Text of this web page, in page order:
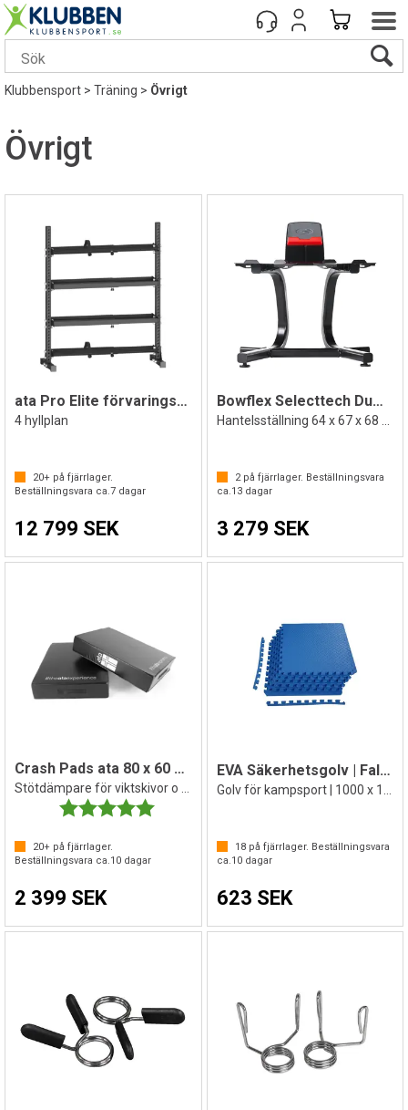
Klubbensport>Träning>Övrigt
Övrigt
ata Pro Elite förvaringshylla
4 hyllplan
20+ på fjärrlager.
Beställningsvara ca.7 dagar
12 799 SEK
Bowflex Selecttech Dumbbell Stand
2på fjärrlager. Beställningsvara
ca.13dagar
3 279 SEK
Crash Pads ata 80 x 60 x 15 cm
Betyg:
5.0 utav 5 stjärnor
20+ på fjärrlager.
Beställningsvara ca.10 dagar
2 399 SEK
EVA Säkerhetsgolv | Fallskyddsmatta
18på fjärrlager. Beställningsvara
ca.10dagar
623 SEK